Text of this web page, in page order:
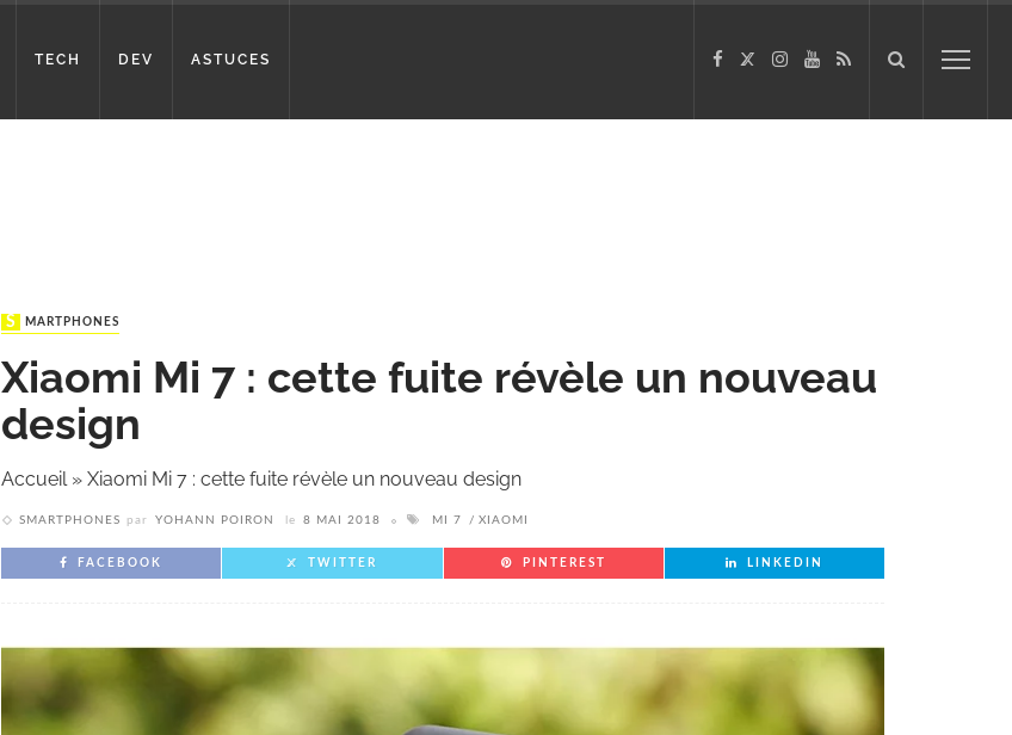
TECH DEV ASTUCES
SMARTPHONES
Xiaomi Mi 7 : cette fuite révèle un nouveau
design
Accueil» Xiaomi Mi 7 : cette fuite révèle un nouveau design
SMARTPHONES par YOHANN POIRON le 8 MAI 2018 MI 7 XIAOMI
FACEBOOK TWITTER PINTEREST LINKEDIN